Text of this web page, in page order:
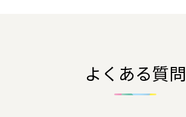
よくある質問